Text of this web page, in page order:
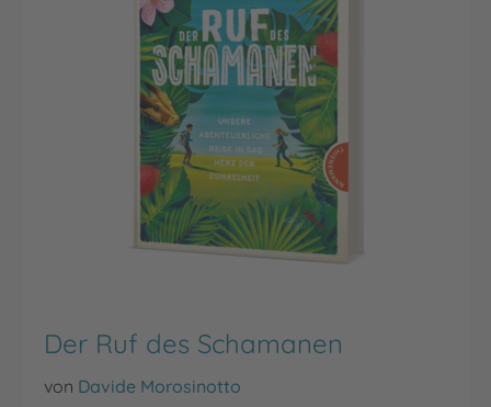
Der Ruf des Schamanen
von Davide Morosinotto